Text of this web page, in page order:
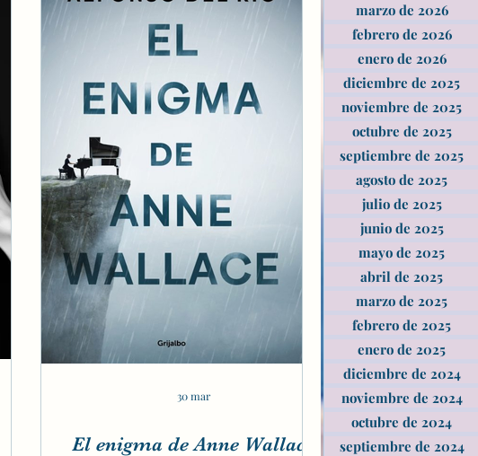
El enigma de Anne Wallace
30 mar
marzo de 2026
febrero de 2026
enero de 2026
diciembre de 2025
noviembre de 2025
octubre de 2025
septiembre de 2025
agosto de 2025
julio de 2025
junio de 2025
mayo de 2025
abril de 2025
marzo de 2025
febrero de 2025
enero de 2025
diciembre de 2024
noviembre de 2024
octubre de 2024
septiembre de 2024